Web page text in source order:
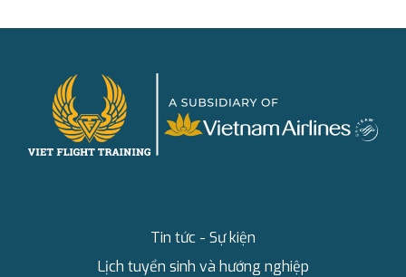
Tin tức - Sự kiện
Lịch tuyển sinh và hướng nghiệp